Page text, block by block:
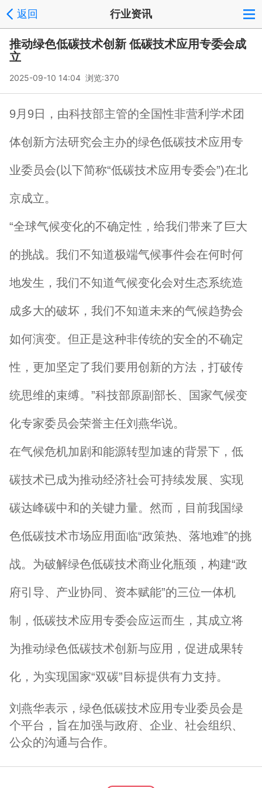
返回 行业资讯
推动绿色低碳技术创新 低碳技术应用专委会成
立
2025-09-10 14:04 浏览:370
9月9日，由科技部主管的全国性非营利学术团
体创新方法研究会主办的绿色低碳技术应用专
业委员会(以下简称“低碳技术应用专委会”)在北
京成立。
“全球气候变化的不确定性，给我们带来了巨大
的挑战。我们不知道极端气候事件会在何时何
地发生，我们不知道气候变化会对生态系统造
成多大的破坏，我们不知道未来的气候趋势会
如何演变。但正是这种非传统的安全的不确定
性，更加坚定了我们要用创新的方法，打破传
统思维的束缚。”科技部原副部长、国家气候变
化专家委员会荣誉主任刘燕华说。
在气候危机加剧和能源转型加速的背景下，低
碳技术已成为推动经济社会可持续发展、实现
碳达峰碳中和的关键力量。然而，目前我国绿
色低碳技术市场应用面临“政策热、落地难”的挑
战。为破解绿色低碳技术商业化瓶颈，构建“政
府引导、产业协同、资本赋能”的三位一体机
制，低碳技术应用专委会应运而生，其成立将
为推动绿色低碳技术创新与应用，促进成果转
化，为实现国家“双碳”目标提供有力支持。
刘燕华表示，绿色低碳技术应用专业委员会是
个平台，旨在加强与政府、企业、社会组织、
公众的沟通与合作。